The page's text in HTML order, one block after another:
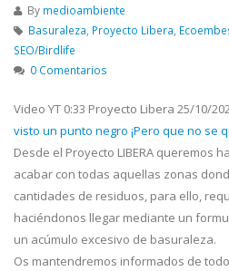
By medioambiente
Basuraleza, Proyecto Libera,
SEO/Birdlife
0 Comentarios
Video YT 0:33 Proyecto Libera 25/10/
visto un punto negro ¡Pero que no se
Desde el Proyecto LIBERA queremos
acabar con todas aquellas zonas
cantidades de residuos, para ello,
haciéndonos llegar mediante un
un acúmulo excesivo de basuraleza.
Os mantendremos informados de